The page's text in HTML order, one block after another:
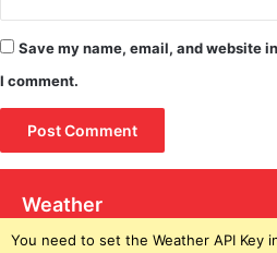
Save my name, email, and website
I comment.
Weather
You need to set the Weather API Key